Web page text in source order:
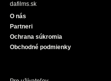
dafilms.sk
O nás
Partneri
Ochrana súkromia
Obchodné podmienky